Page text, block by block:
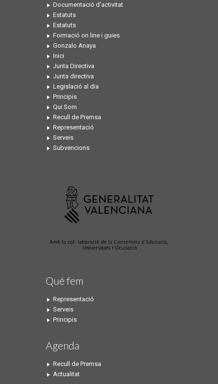
Documentació d’activitat
Estatuts
Estatuts
Formació on line i guies
Gonzalo Anaya
Inici
Junta Directiva
Junta directiva
Legislació al dia
Principis
Qui Som
Recull de Premsa
Representació
Serveis
Subvencions
Qué fem
Representació
Serveis
Principis
Agenda
Recull de Premsa
Actualitat